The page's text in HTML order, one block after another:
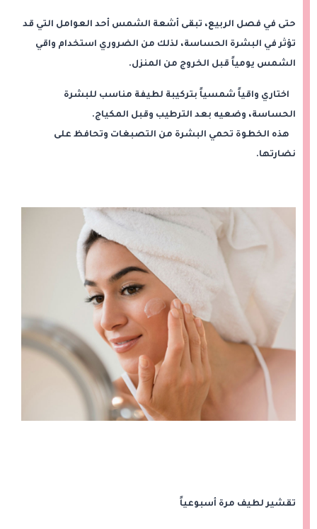
حتى في فصل الربيع، تبقى أشعة الشمس أحد العوامل التي قد
تؤثر في البشرة الحساسة، لذلك من الضروري استخدام واقي
الشمس يومياً قبل الخروج من المنزل.
اختاري واقياً شمسياً بتركيبة لطيفة مناسب للبشرة
الحساسة، وضعيه بعد الترطيب وقبل المكياج.
هذه الخطوة تحمي البشرة من التصبغات وتحافظ على
نضارتها.
تقشير لطيف مرة أسبوعياً